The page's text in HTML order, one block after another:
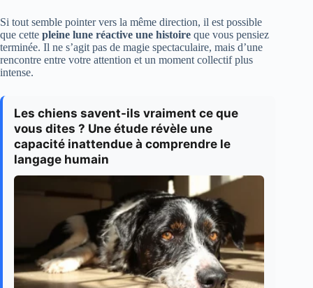
Si tout semble pointer vers la même direction, il est possible
que cette pleine lune réactive une histoire que vous pensiez
terminée. Il ne s’agit pas de magie spectaculaire, mais d’une
rencontre entre votre attention et un moment collectif plus
intense.
Les chiens savent-ils vraiment ce que
vous dites ? Une étude révèle une
capacité inattendue à comprendre le
langage humain